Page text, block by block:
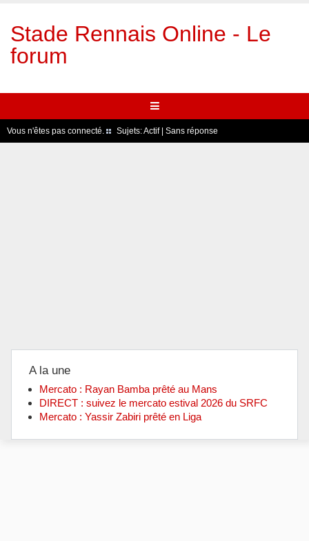
Stade Rennais Online - Le
forum
Vous n'êtes pas connecté. Sujets:Actif| Sans réponse
A la une
Mercato : Rayan Bamba prêté au Mans
DIRECT : suivez le mercato estival 2026 du SRFC
Mercato : Yassir Zabiri prêté en Liga